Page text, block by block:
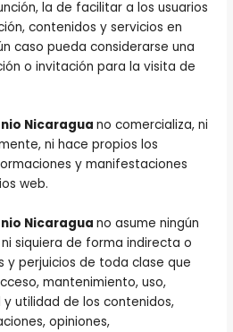
la de facilitar a los usuarios
contenidos y servicios en
caso pueda considerarse una
o invitación para la visita de
Nicaraguano comercializa, ni
ni hace propios los
y manifestaciones
web.
Nicaraguano asume ningún
siquiera de forma indirecta o
y perjuicios de toda clase que
mantenimiento, uso,
utilidad de los contenidos,
opiniones,